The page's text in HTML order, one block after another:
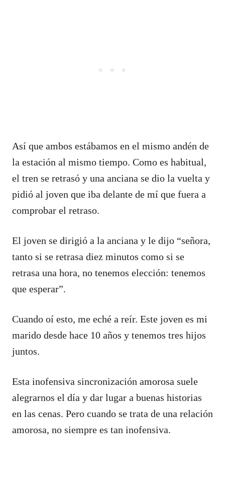
Así que ambos estábamos en el mismo andén de
la estación al mismo tiempo. Como es habitual,
el tren se retrasó y una anciana se dio la vuelta y
pidió al joven que iba delante de mí que fuera a
comprobar el retraso.
El joven se dirigió a la anciana y le dijo “señora,
tanto si se retrasa diez minutos como si se
retrasa una hora, no tenemos elección: tenemos
que esperar”.
Cuando oí esto, me eché a reír. Este joven es mi
marido desde hace 10 años y tenemos tres hijos
juntos.
Esta inofensiva sincronización amorosa suele
alegrarnos el día y dar lugar a buenas historias
en las cenas. Pero cuando se trata de una relación
amorosa, no siempre es tan inofensiva.